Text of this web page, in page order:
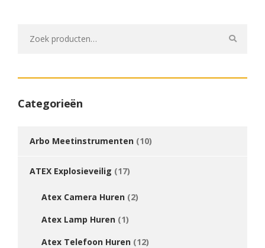
naar:
Categorieën
Arbo Meetinstrumenten (10)
ATEX Explosieveilig (17)
Atex Camera Huren (2)
Atex Lamp Huren (1)
Atex Telefoon Huren (12)